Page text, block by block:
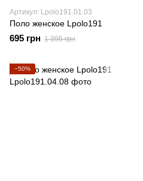
Артикул: Lpolo191.01.03
Поло женское Lpolo191
695 грн 1 395 грн
−50%